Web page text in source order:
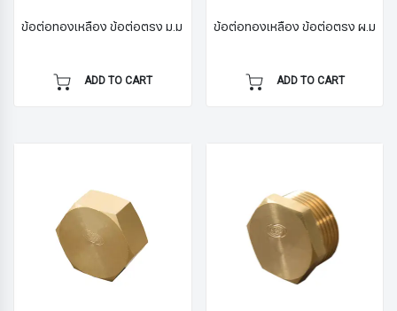
ข้อต่อทองเหลือง ข้อต่อตรง ม.ม
ADD TO CART
ข้อต่อทองเหลือง ข้อต่อตรง ผ.ม
ADD TO CART